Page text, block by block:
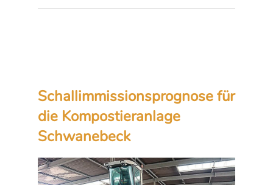
Schallimmissionsprognose für
die Kompostieranlage
Schwanebeck